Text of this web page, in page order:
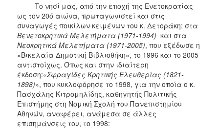
Το νησί μας, από την εποχή της Ενετοκρατίας
ως τον 20ό αιώνα, πρωταγωνιστεί και στις
συναγωγές ποικίλων κειμένων του κ. Δετοράκη: στα
Βενετοκρητικά Μελετήματα (1971-1994) και στα
Νεοκρητικά Μελετήματα (1971-2005), που εξέδωσε η
«Βικελαία Δημοτική Βιβλιοθήκη», το 1996 και το 2005
αντιστοίχως. Όπως και στην ιδιαίτερη
έκδοση:«Σφραγίδες Κρητικής Ελευθερίας (1821-
1898)», που κυκλοφόρησε το 1998, για την οποία ο κ.
Πασχάλης Κιτρομηλίδης, καθηγητής Πολιτικής
Επιστήμης στη Νομική Σχολή του Πανεπιστημίου
Αθηνών, αναφέρει, ανάμεσα σε άλλες
επισημάνσεις του, το 1998: